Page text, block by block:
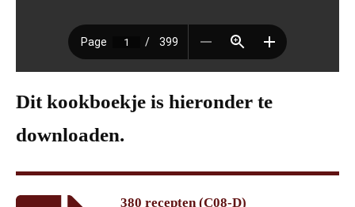
Dit kookboekje is hieronder te
downloaden.
380 recepten (C08-D)